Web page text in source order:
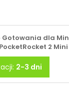
Gotowania dla
2
2-3 dni